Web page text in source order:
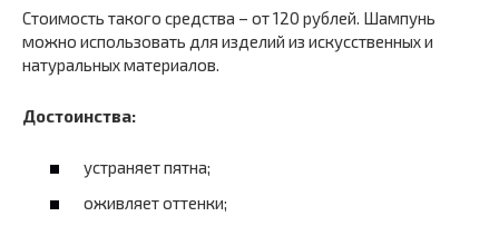
Стоимость такого средства – от 120 рублей. Шампунь
можно использовать для изделий из искусственных и
натуральных материалов.
Достоинства:
устраняет пятна;
оживляет оттенки;